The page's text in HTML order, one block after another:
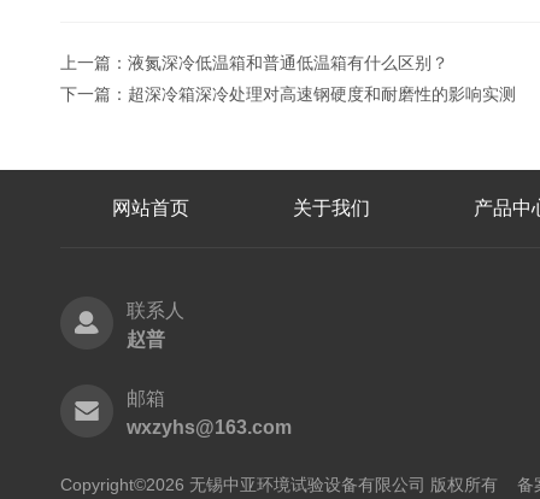
上一篇： 液氮深冷低温箱和普通低温箱有什么区别？
下一篇： 超深冷箱深冷处理对高速钢硬度和耐磨性的影响实测
网站首页 关于我们 产品中
联系人
赵普
邮箱
wxzyhs@163.com
Copyright©2026 无锡中亚环境试验设备有限公司 版权所有 备